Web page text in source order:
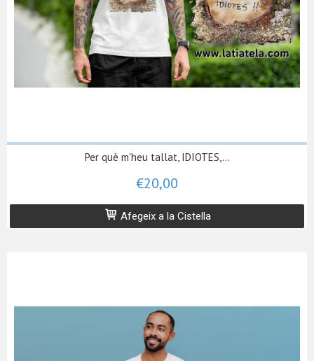
Per què m'heu tallat, IDIOTES,...
€20,00
Afegeix a la Cistella